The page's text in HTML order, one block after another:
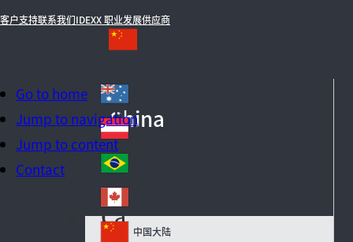
Go to home
Jump to navigation
Jump to content
Contact
客户支持联系我们IDEXX 职业发展供应商
China
Au
str
ali
a
Au
str
ia
Österreich
Br
azi
l
Ca
na 中国大陆